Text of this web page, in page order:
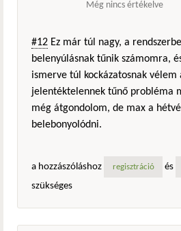
Még nincs értékelve
#12 Ez már túl nagy, a
belenyúlásnak tűnik számomra,
ismerve túl kockázatosnak vélem
jelentéktelennek tűnő probléma
még átgondolom, de max a
belebonyolódni.
a hozzászóláshoz regisztráció és
szükséges